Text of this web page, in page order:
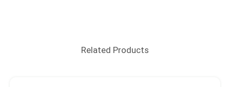
Related Products